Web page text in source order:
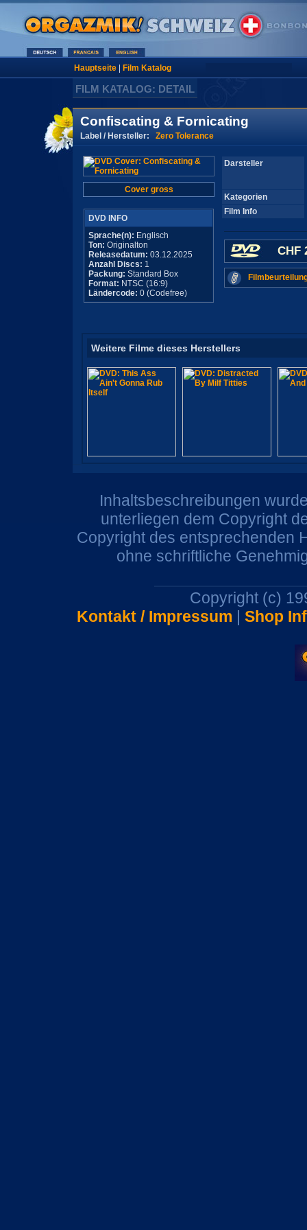
Hauptseite| Film Katalog
FILM KATALOG: DETAIL
Confiscating & Fornicating
Label / Hersteller: Zero Tolerance
Cover gross
DVD INFO
Sprache(n): Englisch
Ton: Originalton
Releasedatum: 03.12.2025
Anzahl Discs: 1
Packung: Standard Box
Format: NTSC (16:9)
Ländercode: 0 (Codefree)
Darsteller
Kategorien
Film Info
CHF
Weitere Filme dieses Herstellers
Inhaltsbeschreibungen
unterliegen dem Copyright
Copyright des entsprechenden
ohne schriftliche
Copyright (c)
Kontakt / Impressum | Shop